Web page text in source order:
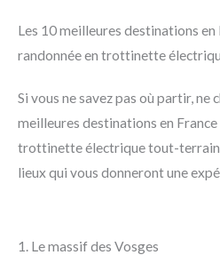
Les 10 meilleures destinations en
randonnée en trottinette
Si vous ne savez pas où partir, ne
meilleures destinations en
trottinette électrique tout-terrain
lieux qui vous donneront une
1. Le massif des Vosges